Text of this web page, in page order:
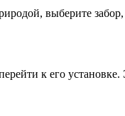
выберите
к его